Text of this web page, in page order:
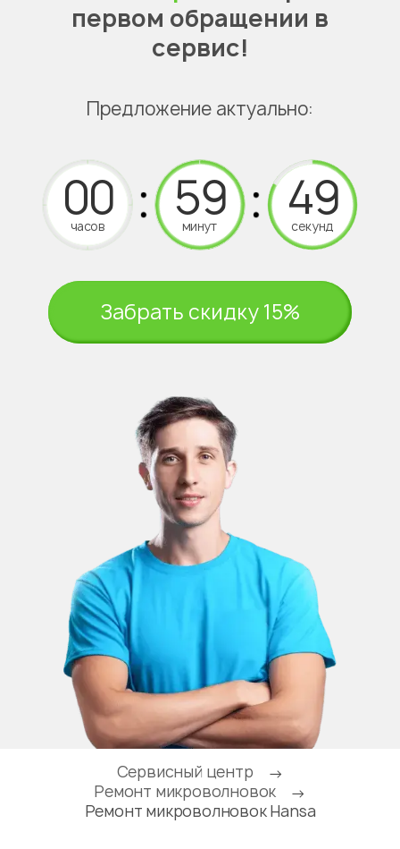
первом обращении в
сервис!
Предложение актуально:
часов минут секунд
Забрать скидку 15%
Сервисный центр
→
Ремонт микроволновок
→
Ремонт микроволновок Hansa